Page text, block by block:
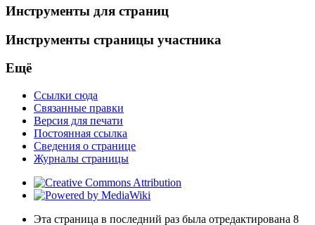
Инструменты для страниц
Инструменты страницы участника
Ещё
Ссылки сюда
Связанные правки
Версия для печати
Постоянная ссылка
Сведения о странице
Журналы страницы
Эта страница в последний раз была отредактирована 8